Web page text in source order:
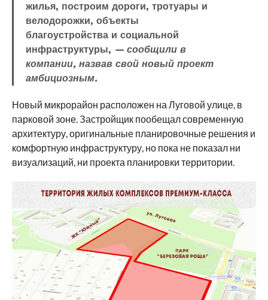
жилья, построим дороги, тротуары и
велодорожки, объекты
благоустройства и социальной
инфраструктуры, — сообщили в
компании, назвав свой новый проект
амбициозным.
Новый микрорайон расположен на Луговой улице, в
парковой зоне. Застройщик пообещал современную
архитектуру, оригинальные планировочные решения и
комфортную инфраструктуру, но пока не показал ни
визуализаций, ни проекта планировки территории.